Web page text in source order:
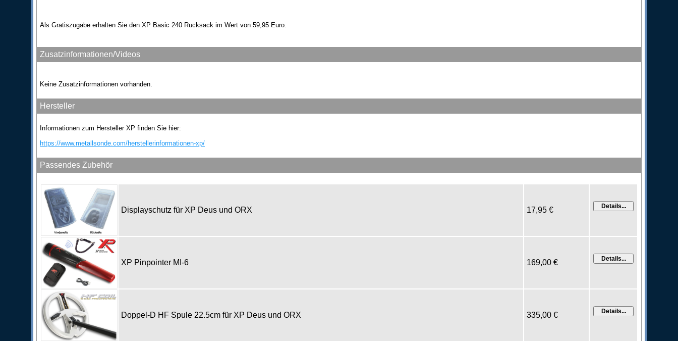
Als Gratiszugabe erhalten Sie den XP Basic 240 Rucksack im Wert von 59,95 Euro.
Zusatzinformationen/Videos
Keine Zusatzinformationen vorhanden.
Hersteller
Informationen zum Hersteller XP finden Sie hier:
https://www.metallsonde.com/herstellerinformationen-xp/
Passendes Zubehör
Displayschutz für XP Deus und ORX 17,95 €
XP Pinpointer MI-6 169,00 €
Doppel-D HF Spule 22.5cm für XP Deus und ORX 335,00 €